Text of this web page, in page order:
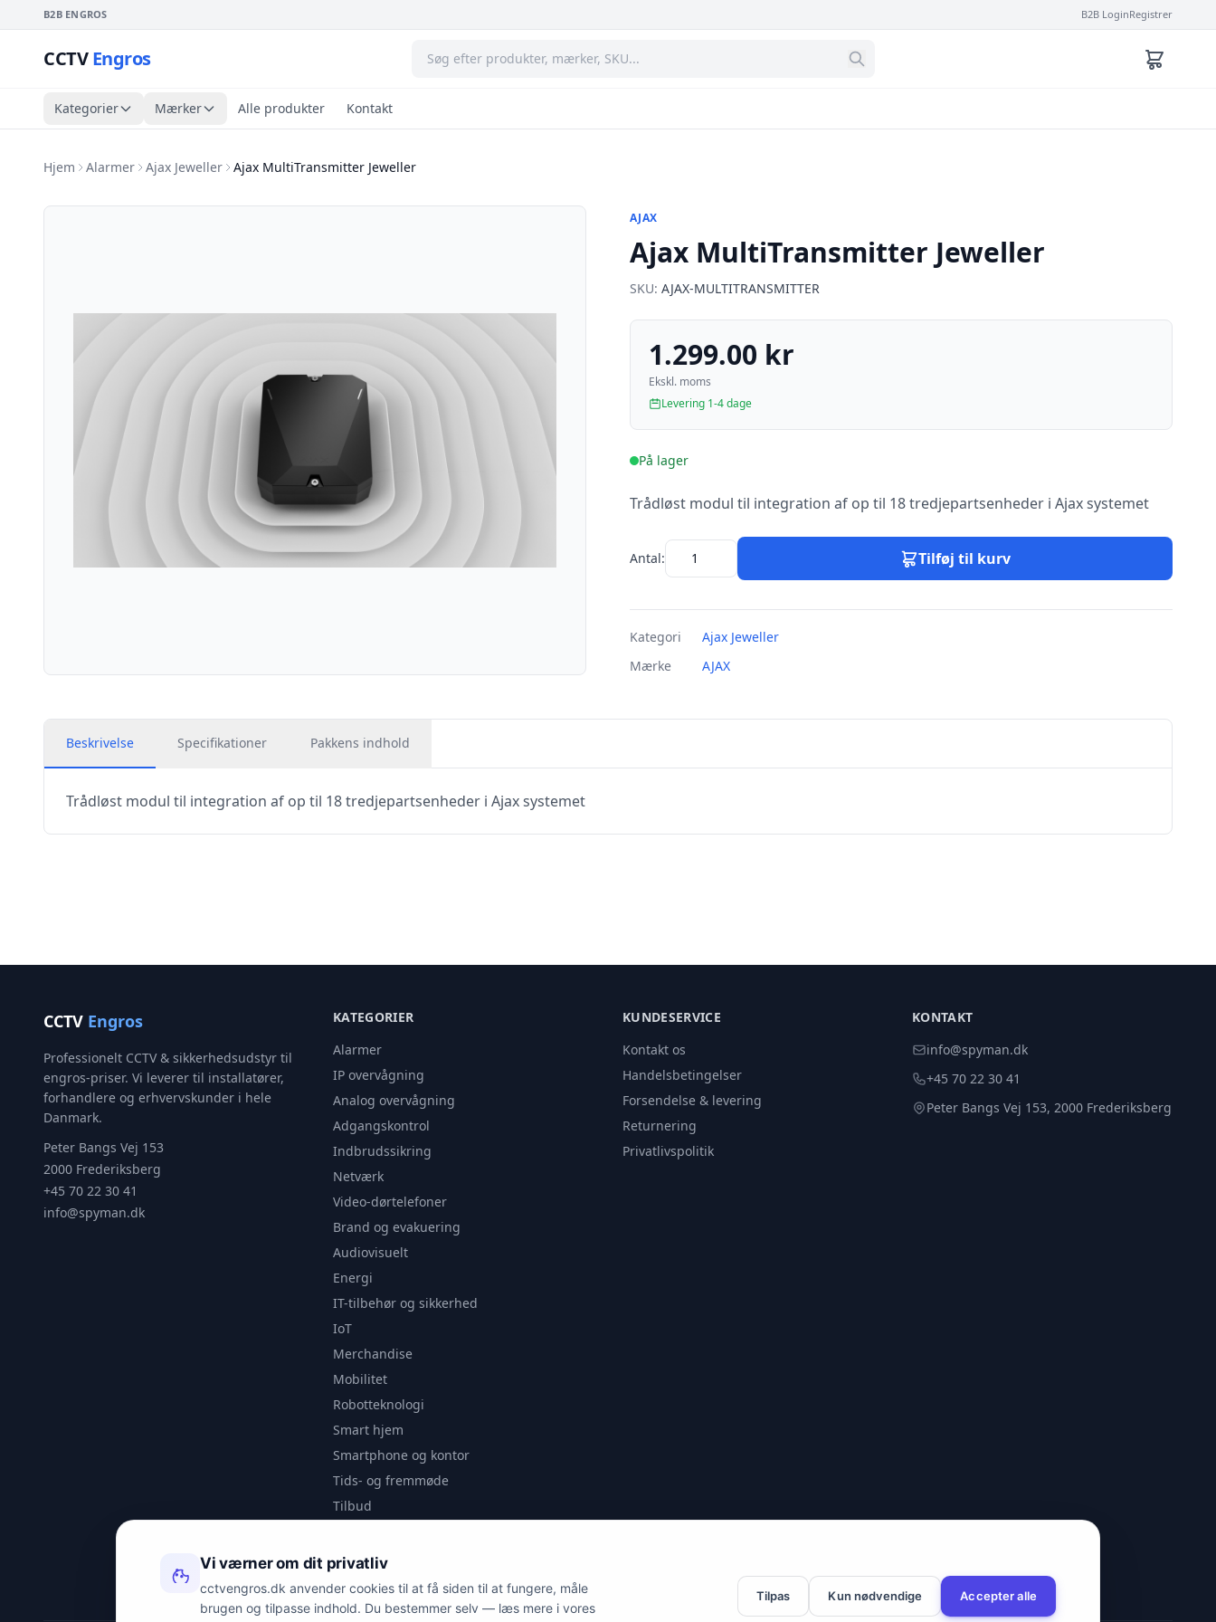
B2B ENGROS B2B LoginRegistrer
CCTVEngros
Kategorier Mærker Alle produkter Kontakt
Hjem Alarmer Ajax Jeweller Ajax MultiTransmitter Jeweller
AJAX
Ajax MultiTransmitter Jeweller
SKU: AJAX-MULTITRANSMITTER
1.299.00 kr
Ekskl. moms
Levering 1-4 dage
På lager
Trådløst modul til integration af op til 18 tredjepartsenheder i Ajax systemet
Antal: Tilføj til kurv
Kategori
Ajax Jeweller
Mærke
AJAX
Beskrivelse Specifikationer Pakkens indhold
Trådløst modul til integration af op til 18 tredjepartsenheder i Ajax systemet
CCTV Engros
Professionelt CCTV & sikkerhedsudstyr til
engros-priser. Vi leverer til installatører,
forhandlere og erhvervskunder i hele
Danmark.
Peter Bangs Vej 153
2000 Frederiksberg
+45 70 22 30 41
info@spyman.dk
KATEGORIER
Alarmer
IP overvågning
Analog overvågning
Adgangskontrol
Indbrudssikring
Netværk
Video-dørtelefoner
Brand og evakuering
Audiovisuelt
Energi
IT-tilbehør og sikkerhed
IoT
Merchandise
Mobilitet
Robotteknologi
Smart hjem
Smartphone og kontor
Tids- og fremmøde
Tilbud
Videoanalyse
Outlet
KUNDESERVICE
Kontakt os
Handelsbetingelser
Forsendelse & levering
Returnering
Privatlivspolitik
KONTAKT
info@spyman.dk
+45 70 22 30 41
Peter Bangs Vej 153, 2000 Frederiksberg
Vi værner om dit privatliv
cctvengros.dk anvender cookies til at få siden til at fungere, måle
brugen og tilpasse indhold. Du bestemmer selv — læs mere i vores
Tilpas Kun nødvendige Accepter alle